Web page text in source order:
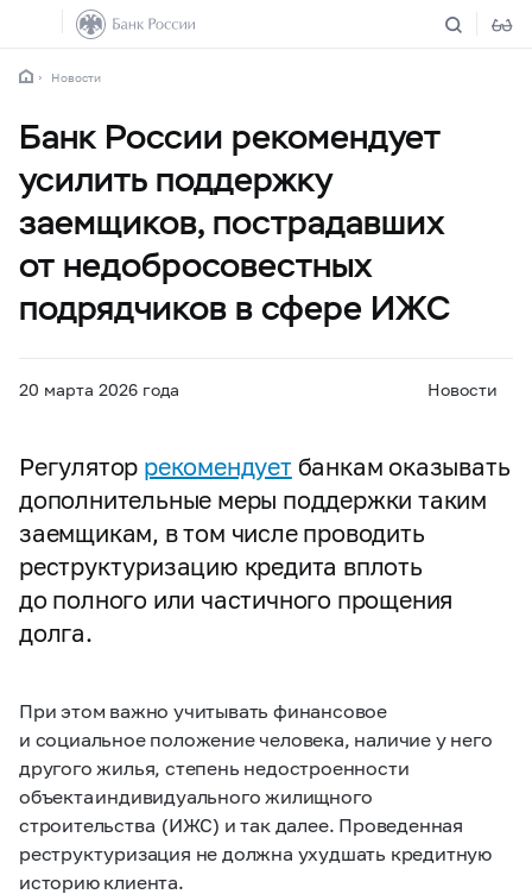
Новости
Банк России рекомендует
усилить поддержку
заемщиков, пострадавших
от недобросовестных
подрядчиков в сфере ИЖС
20 марта 2026 года Новости
Регулятор рекомендуетбанкам оказывать
дополнительные меры поддержки таким
заемщикам, в том числе проводить
реструктуризацию кредита вплоть
до полного или частичного прощения
долга.
При этом важно учитывать финансовое
и социальное положение человека, наличие у него
другого жилья, степень недостроенности
объекта индивидуального жилищного
строительства (ИЖС) и так далее. Проведенная
реструктуризация не должна ухудшать кредитную
историю клиента.